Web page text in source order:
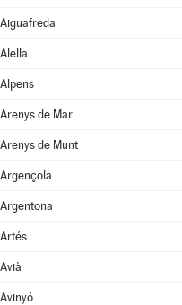
Aiguafreda
Alella
Alpens
Arenys de Mar
Arenys de Munt
Argençola
Argentona
Artés
Avià
Avinyó